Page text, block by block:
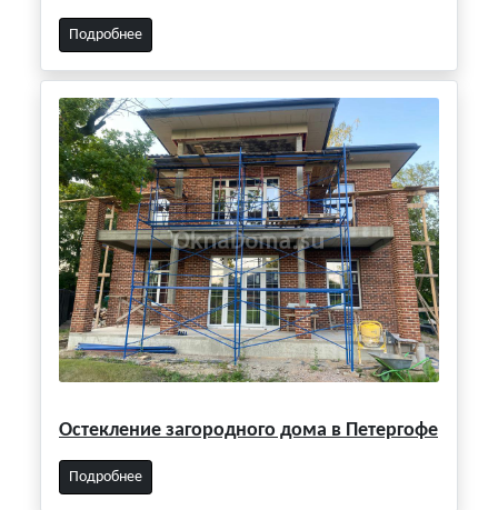
Подробнее
Остекление загородного дома в Петергофе
Подробнее